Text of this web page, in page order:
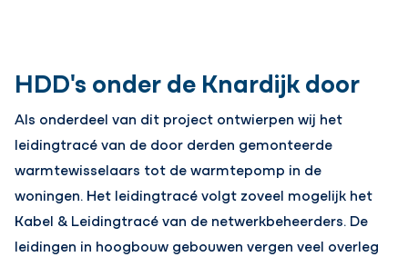
HDD's onder de Knardijk door
Als onderdeel van dit project ontwierpen wij het
leidingtracé van de door derden gemonteerde
warmtewisselaars tot de warmtepomp in de
woningen. Het leidingtracé volgt zoveel mogelijk het
Kabel & Leidingtracé van de netwerkbeheerders. De
leidingen in hoogbouw gebouwen vergen veel overleg